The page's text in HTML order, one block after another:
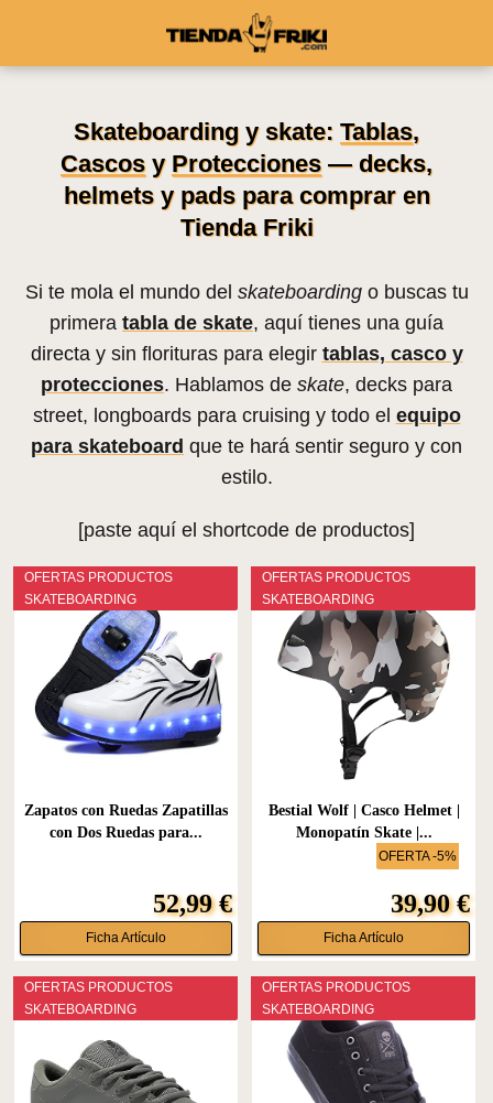
Skateboarding y skate: Tablas,
Cascosy Protecciones— decks,
helmets y pads para comprar en
Tienda Friki
Si te mola el mundo del skateboardingo buscas tu
primera tabla de skate, aquí tienes una guía
directa y sin florituras para elegir tablas, casco y
protecciones. Hablamos de skate, decks para
street, longboards para cruising y todo el equipo
para skateboard que te hará sentir seguro y con
estilo.
[paste aquí el shortcode de productos]
OFERTAS PRODUCTOS
SKATEBOARDING
Zapatos con Ruedas Zapatillas
con Dos Ruedas para...
52,99 €
Ficha Artículo
OFERTA -5%
OFERTAS PRODUCTOS
SKATEBOARDING
Bestial Wolf | Casco Helmet |
Monopatín Skate |...
39,90 €
Ficha Artículo
OFERTAS PRODUCTOS
SKATEBOARDING
OFERTAS PRODUCTOS
SKATEBOARDING